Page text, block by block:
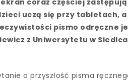
uczą się przy tabletach,
pismo odręczne
z Uniwersytetu w
o przyszłość pisma